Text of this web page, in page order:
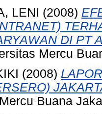
LENI (2008)
DI PT
Mercu
(2008)
Buana